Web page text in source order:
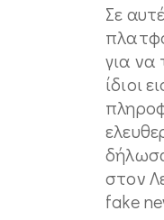
Σε
για να
ίδιοι
στον
fake